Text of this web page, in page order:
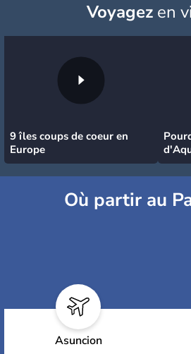
Voyagezen
9 îles coups de coeur en
Europe
Où partir au
Asuncion